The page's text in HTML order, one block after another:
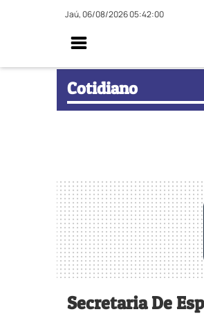
Jaú, 06/08/2026 05:42:01
Cotidiano
Secretaria De